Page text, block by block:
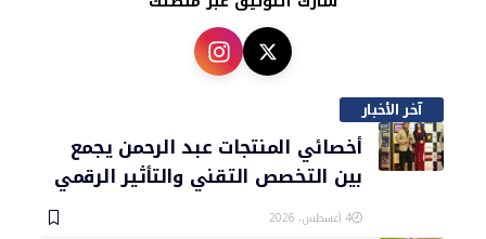
آخر الأخبار
أخصائي المنتجات عبد الرحمن يجمع
بين التخصص التقني والتأثير الرقمي
4 أغسطس، 2026